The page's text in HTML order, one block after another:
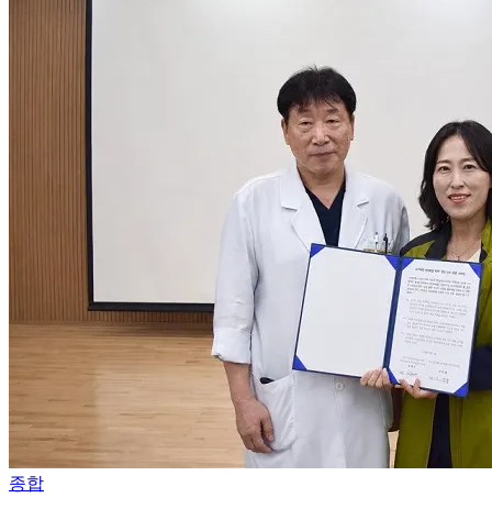
종합